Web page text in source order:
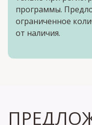
программы.
ограниченное
от наличия.